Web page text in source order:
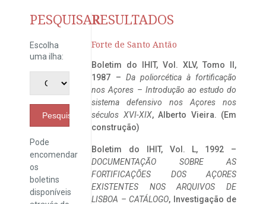
PESQUISAR
Escolha
uma ilha:
Pesquisar
Pode
encomendar
os
boletins
disponíveis
RESULTADOS
Forte de Santo Antão
Boletim do IHIT, Vol. XLV, Tomo II,
1987 – Da poliorcética à fortificação
nos Açores – Introdução ao estudo do
sistema defensivo nos Açores nos
séculos XVI-XIX, Alberto Vieira. (Em
construção)
Boletim do IHIT, Vol. L, 1992 –
DOCUMENTAÇÃO SOBRE AS
FORTIFICAÇÕES DOS AÇORES
EXISTENTES NOS ARQUIVOS DE
LISBOA – CATÁLOGO, Investigação de